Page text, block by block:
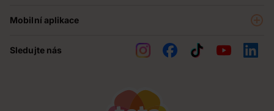
Prodejny
Obchodní podmínky
Teta pomáhá
Mobilní aplikace
Sledujte nás